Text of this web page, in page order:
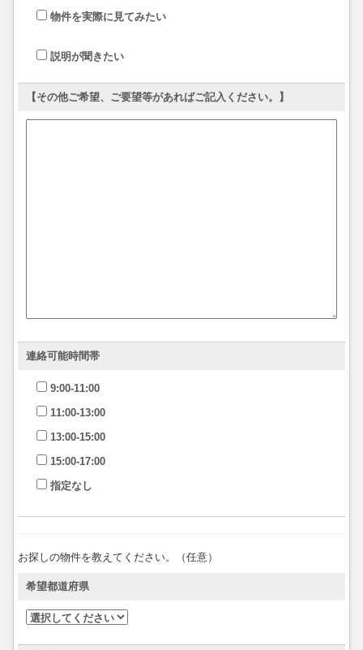
物件を実際に見てみたい
説明が聞きたい
【その他ご希望、ご要望等があればご記入ください。】
連絡可能時間帯
9:00-11:00
11:00-13:00
13:00-15:00
15:00-17:00
指定なし
お探しの物件を教えてください。（任意）
希望都道府県